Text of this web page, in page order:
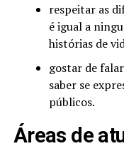
respeitar as
é igual a
histórias de
gostar de
saber se
públicos.
Áreas de